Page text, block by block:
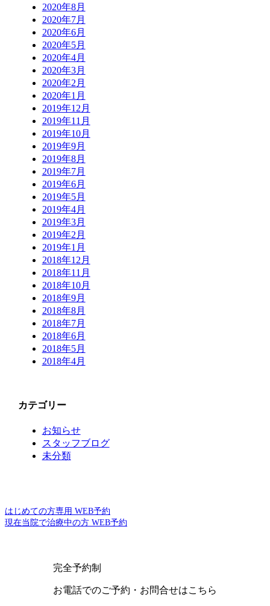
2020年8月
2020年7月
2020年6月
2020年5月
2020年4月
2020年3月
2020年2月
2020年1月
2019年12月
2019年11月
2019年10月
2019年9月
2019年8月
2019年7月
2019年6月
2019年5月
2019年4月
2019年3月
2019年2月
2019年1月
2018年12月
2018年11月
2018年10月
2018年9月
2018年8月
2018年7月
2018年6月
2018年5月
2018年4月
カテゴリー
お知らせ
スタッフブログ
未分類
はじめての方専用 WEB予約
現在当院で治療中の方 WEB予約
完全予約制
お電話でのご予約・お問合せはこちら